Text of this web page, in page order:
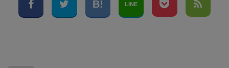
LINE